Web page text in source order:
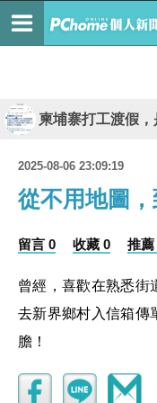
柬埔寨打工渡假，
2025-08-06 23:09:19
從不用地圖
留言 0 收藏 0 推薦
曾經，喜歡在熟悉街
去新界鄉村入信箱傳
膽！